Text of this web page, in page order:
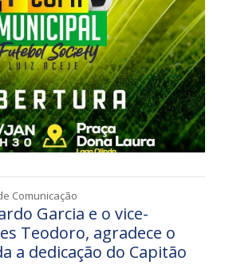
Comunicação
Garcia e o vice-
Teodoro, agradece o
a dedicação do Capitão